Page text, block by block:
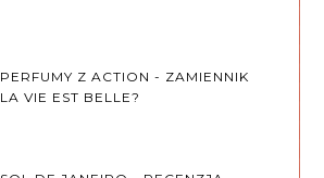
PERFUMY Z ACTION - ZAMIENNIK
LA VIE EST BELLE?